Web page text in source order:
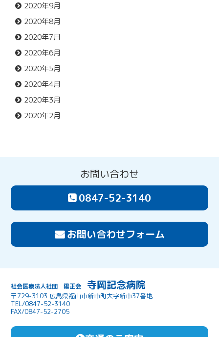
2020年9月
2020年8月
2020年7月
2020年6月
2020年5月
2020年4月
2020年3月
2020年2月
お問い合わせ
0847-52-3140
お問い合わせフォーム
社会医療法人社団 陽正会 寺岡記念病院
〒729-3103 広島県福山市新市町大字新市37番地
TEL/0847-52-3140
FAX/0847-52-2705